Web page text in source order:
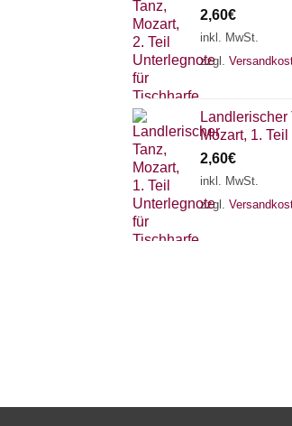
2,60€
inkl. MwSt.
zzgl.
Landlerischer
Mozart, 1. Teil
2,60€
inkl. MwSt.
zzgl.